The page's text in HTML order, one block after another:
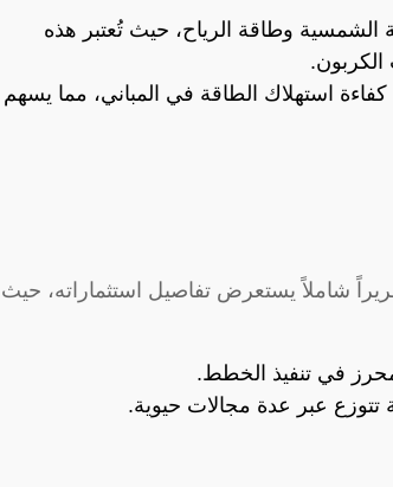
وطاقة الرياح، حيث تُعتبر هذه
الكربون.
استهلاك الطاقة في المباني، مما يسهم
شاملاً يستعرض تفاصيل استثماراته، حيث
في تنفيذ الخطط.
تتوزع عبر عدة مجالات حيوية.